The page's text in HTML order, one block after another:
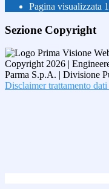
Pagina visualizzata
Sezione Copyright
Copyright 2026 |
Parma S.p.A. | Divisione
Disclaimer trattamento dati